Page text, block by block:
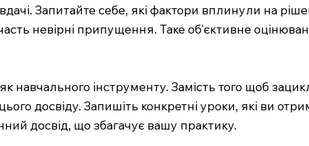
Запитайте себе, які фактори вплинули на
невірні припущення. Таке об'єктивне
навчального інструменту. Замість того щоб
досвіду. Запишіть конкретні уроки, які ви
досвід, що збагачує вашу практику.